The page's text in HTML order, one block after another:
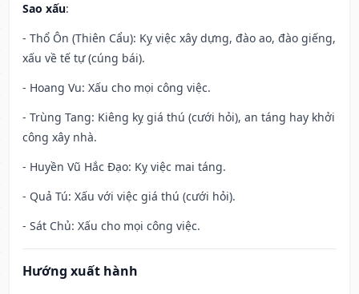
Sao xấu:
- Thổ Ôn (Thiên Cẩu): Kỵ việc xây dựng, đào ao, đào giếng,
xấu về tế tự (cúng bái).
- Hoang Vu: Xấu cho mọi công việc.
- Trùng Tang: Kiêng kỵ giá thú (cưới hỏi), an táng hay khởi
công xây nhà.
- Huyền Vũ Hắc Đạo: Kỵ việc mai táng.
- Quả Tú: Xấu với việc giá thú (cưới hỏi).
- Sát Chủ: Xấu cho mọi công việc.
Hướng xuất hành